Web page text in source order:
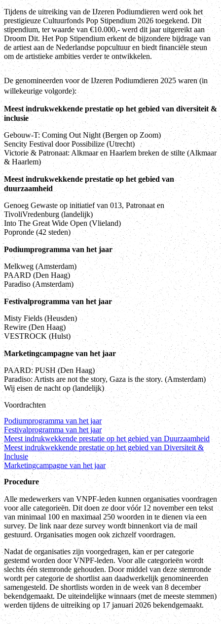
Tijdens de uitreiking van de IJzeren Podiumdieren werd ook het
prestigieuze Cultuurfonds Pop Stipendium 2026 toegekend. Dit
stipendium, ter waarde van €10.000,- werd dit jaar uitgereikt aan
Droom Dit. Het Pop Stipendium erkent de bijzondere bijdrage van
de artiest aan de Nederlandse popcultuur en biedt financiële steun
om de artistieke ambities verder te ontwikkelen.
De genomineerden voor de IJzeren Podiumdieren 2025 waren (in
willekeurige volgorde):
Meest indrukwekkende prestatie op het gebied van diversiteit &
inclusie
Gebouw-T: Coming Out Night (Bergen op Zoom)
Sencity Festival door Possibilize (Utrecht)
Victorie & Patronaat: Alkmaar en Haarlem breken de stilte (Alkmaar
& Haarlem)
Meest indrukwekkende prestatie op het gebied van
duurzaamheid
Genoeg Gewaste op initiatief van 013, Patronaat en
TivoliVredenburg (landelijk)
Into The Great Wide Open (Vlieland)
Popronde (42 steden)
Podiumprogramma van het jaar
Melkweg (Amsterdam)
PAARD (Den Haag)
Paradiso (Amsterdam)
Festivalprogramma van het jaar
Misty Fields (Heusden)
Rewire (Den Haag)
VESTROCK (Hulst)
Marketingcampagne van het jaar
PAARD: PUSH (Den Haag)
Paradiso: Artists are not the story, Gaza is the story. (Amsterdam)
Wij eisen de nacht op (landelijk)
Voordrachten
Podiumprogramma van het jaar
Festivalprogramma van het jaar
Meest indrukwekkende prestatie op het gebied van Duurzaamheid
Meest indrukwekkende prestatie op het gebied van Diversiteit &
Inclusie
Marketingcampagne van het jaar
Procedure
Alle medewerkers van VNPF-leden kunnen organisaties voordragen
voor alle categorieën. Dit doen ze door vóór 12 november een tekst
van minimaal 100 en maximaal 250 woorden in te dienen via een
survey. De link naar deze survey wordt binnenkort via de mail
gestuurd. Organisaties mogen ook zichzelf voordragen.
Nadat de organisaties zijn voorgedragen, kan er per categorie
gestemd worden door VNPF-leden. Voor alle categorieën wordt
slechts één stemronde gehouden. Door middel van deze stemronde
wordt per categorie de shortlist aan daadwerkelijk genomineerden
samengesteld. De shortlists worden in de week van 8 december
bekendgemaakt. De uiteindelijke winnaars (met de meeste stemmen)
werden tijdens de uitreiking op 17 januari 2026 bekendgemaakt.